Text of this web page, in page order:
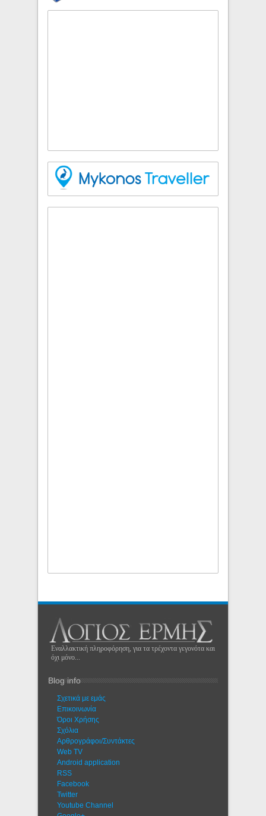
Εναλλακτική πληροφόρηση, για τα τρέχοντα γεγονότα και
όχι μόνο...
Blog info
Σχετικά με εμάς
Eπικοινωνία
Όροι Χρήσης
Σχόλια
Αρθρογράφοι/Συντάκτες
Web TV
Android application
RSS
Facebook
Twitter
Youtube Channel